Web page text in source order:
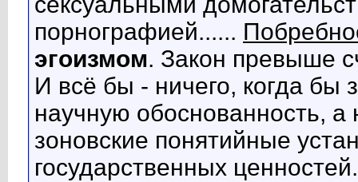
порнографией......
эгоизмом. Закон превыше
И всё бы - ничего, когда бы
научную обоснованность,
зоновские понятийные
государственных ценностей.